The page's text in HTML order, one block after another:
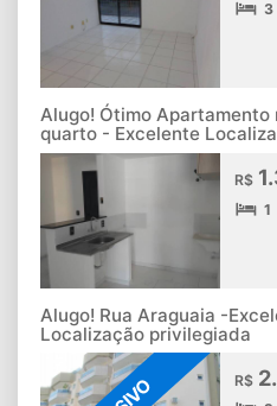
3
Alugo! Ótimo Apartamento
quarto - Excelente
R$
1
Alugo! Rua Araguaia -
Localização privilegiada
R$